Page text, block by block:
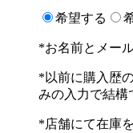
希望する
*お名前とメー
*以前に購入歴
みの入力で結構
*店舗にて在庫